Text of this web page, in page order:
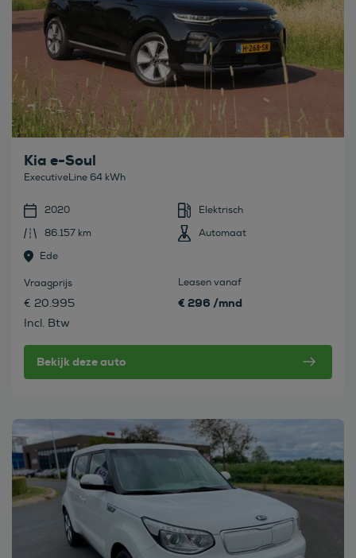
Kia e-Soul
ExecutiveLine 64 kWh
2020
Elektrisch
86.157 km
Automaat
Ede
Vraagprijs
€ 20.995
Incl. Btw
Leasen vanaf
€ 296 /mnd
Bekijk deze auto
Bekijk deze auto